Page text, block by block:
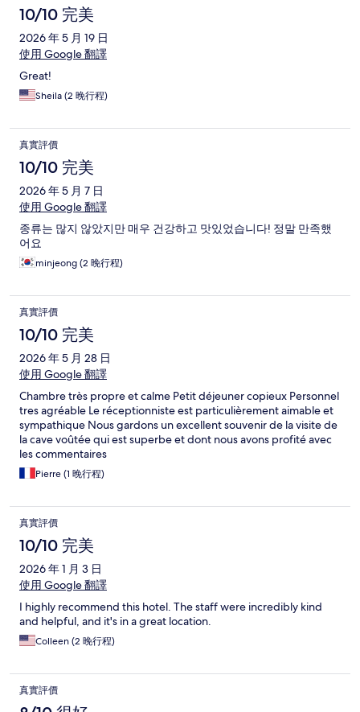
10/10 完美
2026 年 5 月 19 日
使用 Google 翻譯
Great!
Sheila (2 晚行程)
真實評價
10/10 完美
2026 年 5 月 7 日
使用 Google 翻譯
종류는 많지 않았지만 매우 건강하고 맛있었습니다! 정말 만족했
어요
minjeong (2 晚行程)
真實評價
10/10 完美
2026 年 5 月 28 日
使用 Google 翻譯
Chambre très propre et calme Petit déjeuner copieux Personnel
tres agréable Le réceptionniste est particulièrement aimable et
sympathique Nous gardons un excellent souvenir de la visite de
la cave voûtée qui est superbe et dont nous avons profité avec
les commentaires
Pierre (1 晚行程)
真實評價
10/10 完美
2026 年 1 月 3 日
使用 Google 翻譯
I highly recommend this hotel. The staff were incredibly kind
and helpful, and it's in a great location.
Colleen (2 晚行程)
真實評價